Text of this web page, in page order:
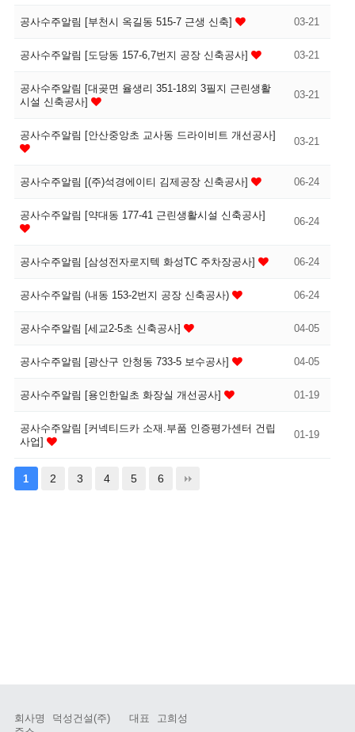
공사수주알림 [부천시 옥길동 515-7 근생 신축] 03-21
공사수주알림 [도당동 157-6,7번지 공장 신축공사] 03-21
공사수주알림 [대곶면 율생리 351-18외 3필지 근린생활
시설 신축공사]
03-21
공사수주알림 [안산중앙초 교사동 드라이비트 개선공사]
03-21
공사수주알림 [(주)석경에이티 김제공장 신축공사] 06-24
공사수주알림 [약대동 177-41 근린생활시설 신축공사]
06-24
공사수주알림 [삼성전자로지텍 화성TC 주차장공사] 06-24
공사수주알림 (내동 153-2번지 공장 신축공사) 06-24
공사수주알림 [세교2-5초 신축공사] 04-05
공사수주알림 [광산구 안청동 733-5 보수공사] 04-05
공사수주알림 [용인한일초 화장실 개선공사] 01-19
공사수주알림 [커넥티드카 소재.부품 인증평가센터 건립
사업]
01-19
1 2 3 4 5 6
회사명 덕성건설(주) 대표
고희성